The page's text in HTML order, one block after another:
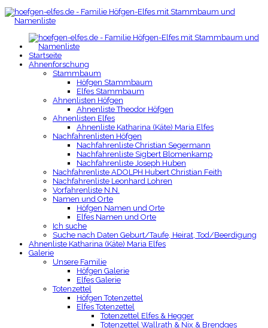
Startseite
Ahnenforschung
Stammbaum
Höfgen Stammbaum
Elfes Stammbaum
Ahnenlisten Höfgen
Ahnenliste Theodor Höfgen
Ahnenlisten Elfes
Ahnenliste Katharina (Käte) Maria Elfes
Nachfahrenlisten Höfgen
Nachfahrenliste Christian Segermann
Nachfahrenliste Sigbert Blomenkamp
Nachfahrenliste Joseph Huben
Nachfahrenliste ADOLPH Hubert Christian Feith
Nachfahrenliste Leonhard Lohren
Vorfahrenliste N.N.
Namen und Orte
Höfgen Namen und Orte
Elfes Namen und Orte
Ich suche
Suche nach Daten Geburt/Taufe, Heirat, Tod/Beerdigung
Ahnenliste Katharina (Käte) Maria Elfes
Galerie
Unsere Familie
Höfgen Galerie
Elfes Galerie
Totenzettel
Höfgen Totenzettel
Elfes Totenzettel
Totenzettel Elfes & Hegger
Totenzettel Wallrath & Nix & Brendges